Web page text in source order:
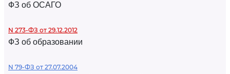
ФЗ об ОСАГО
N 273-ФЗ от 29.12.2012
ФЗ об образовании
N 79-ФЗ от 27.07.2004